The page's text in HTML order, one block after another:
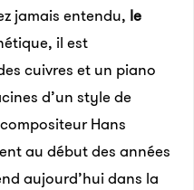
jamais entendu, le
il est
cuivres et un piano
d’un style de
Hans
au début des années
aujourd’hui dans la